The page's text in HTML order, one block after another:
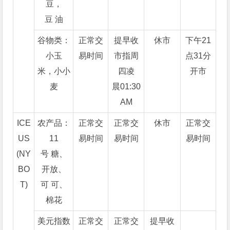
豆，
豆 油
谷物类：
小玉
米，小小
麦
正常交
易时间
提早收
市指周
四凌
晨01:30
AM
休市
下午21
点31分
开市
ICE
US
(NY
BO
T)
农产品：
11
号 糖、
开放、
可 可、
棉花
正常交
易时间
正常交
易时间
休市
正常交
易时间
美元指数 正常交 正常交 提早收